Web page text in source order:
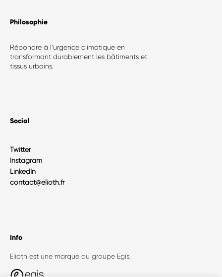
Philosophie​
Répondre à l’urgence climatique en
transformant durablement les bâtiments et
tissus urbains.
Social
Twitter
Instagram
LinkedIn
contact@elioth.fr
Info
Elioth est une marque du groupe Egis.